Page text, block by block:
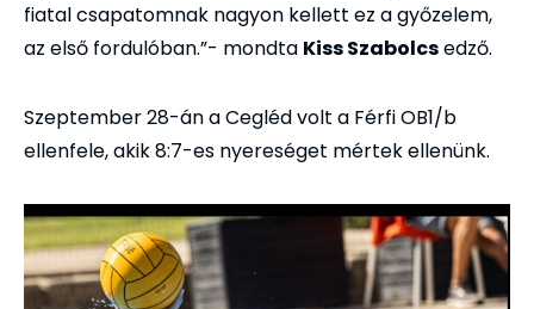
fiatal csapatomnak nagyon kellett ez a győzelem,
az első fordulóban.”- mondta Kiss Szabolcsedző.
Szeptember 28-án a Cegléd volt a Férfi OB1/b
ellenfele, akik 8:7-es nyereséget mértek ellenünk.